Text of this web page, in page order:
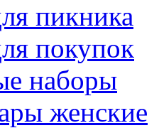
пикника
покупок
наборы
женские